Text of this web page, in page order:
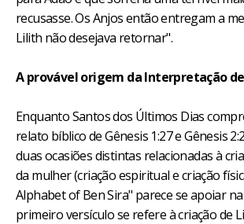
recusasse. Os Anjos então entregam a
Lilith não desejava retornar".
A provável origem da Interpretação
Enquanto Santos dos Últimos Dias
relato bíblico de Gênesis 1:27 e Gênesis
duas ocasiões distintas relacionadas à
da mulher (criação espiritual e criação
Alphabet of Ben Sira" parece se apoiar
primeiro versículo se refere à criação de